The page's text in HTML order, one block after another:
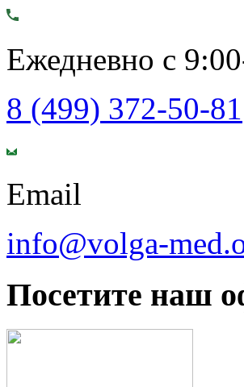
Ежедневно с
8 (499) 372-50-81
Email
info@volga-
Посетите наш